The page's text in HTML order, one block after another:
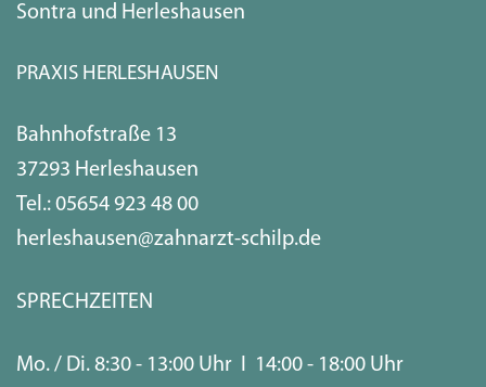
Sontra und Herleshausen
PRAXIS HERLESHAUSEN
Bahnhofstraße 13
37293 Herleshausen
Tel.: 05654 923 48 00
herleshausen@zahnarzt-schilp.de
SPRECHZEITEN
Mo. / Di. 8:30 - 13:00 Uhr I 14:00 - 18:00 Uhr